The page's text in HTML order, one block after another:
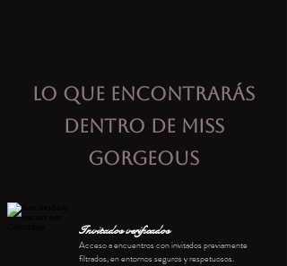
Lo que encontrarás
dentro de Miss
Gorgeous
Invitados verificados
Acceso a encuentros con invitados previamente
filtrados, en entornos seguros y respetuosos.